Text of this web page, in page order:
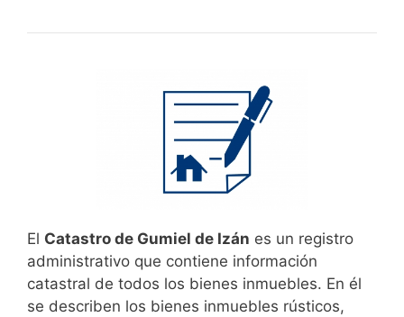
El Catastro de Gumiel de Izán es un registro
administrativo que contiene información
catastral de todos los bienes inmuebles. En él
se describen los bienes inmuebles rústicos,